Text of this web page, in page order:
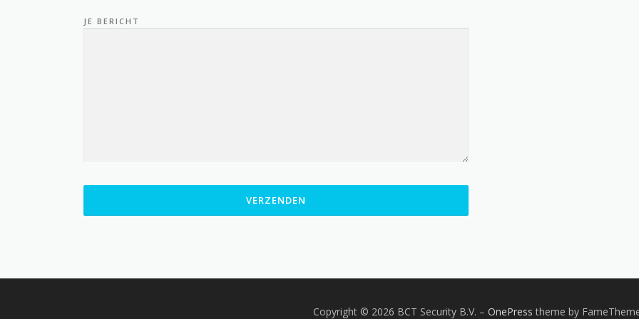
JE BERICHT
Copyright © 2026 BCT Security B.V. – OnePress theme by